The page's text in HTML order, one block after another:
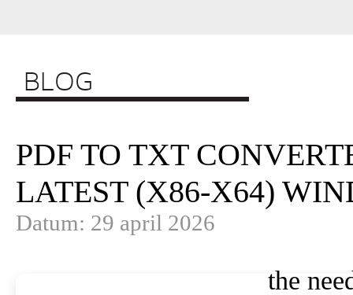
BLOG
PDF TO TXT
LATEST (X86-X64)
Datum: 29 april 2026
the